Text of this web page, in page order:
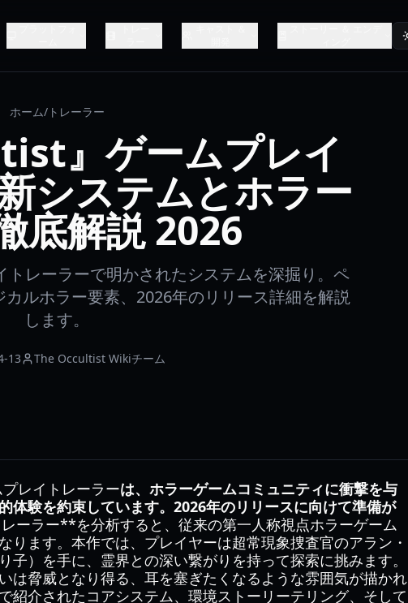
ホーム/トレーラー
』ゲームプレイ
システムとホラー
底解説 2026
トレーラーで明かされたシステムを深掘り。ペ
ルホラー要素、2026年のリリース詳細を解説
します。
13 The Occultist Wikiチーム
レイトレーラーは、ホラーゲームコミュニティに衝撃を与
体験を約束しています。2026年のリリースに向けて準備が
ーラー**を分析すると、従来の第一人称視点ホラーゲーム
ります。本作では、プレイヤーは超常現象捜査官のアラン・
）を手に、霊界との深い繋がりを持って探索に挑みます。
は脅威となり得る、耳を塞ぎたくなるような雰囲気が描かれ
紹介されたコアシステム、環境ストーリーテリング、そして